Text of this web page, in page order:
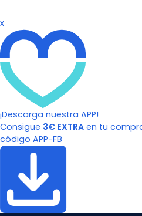
x
¡Descarga nuestra APP!
Consigue 3€ EXTRA en tu
código APP-FB